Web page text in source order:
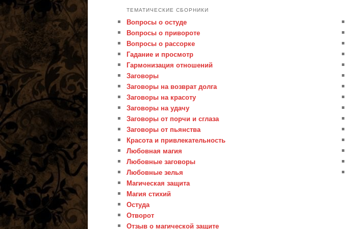
ТЕМАТИЧЕСКИЕ СБОРНИКИ
Вопросы о остуде
Вопросы о привороте
Вопросы о рассорке
Гадание и просмотр
Гармонизация отношений
Заговоры
Заговоры на возврат долга
Заговоры на красоту
Заговоры на удачу
Заговоры от порчи и сглаза
Заговоры от пьянства
Красота и привлекательность
Любовная магия
Любовные заговоры
Любовные зелья
Магическая защита
Магия стихий
Остуда
Отворот
Отзыв о магической защите